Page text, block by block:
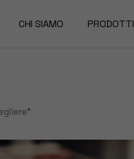
CHI SIAMO PRODOTTI